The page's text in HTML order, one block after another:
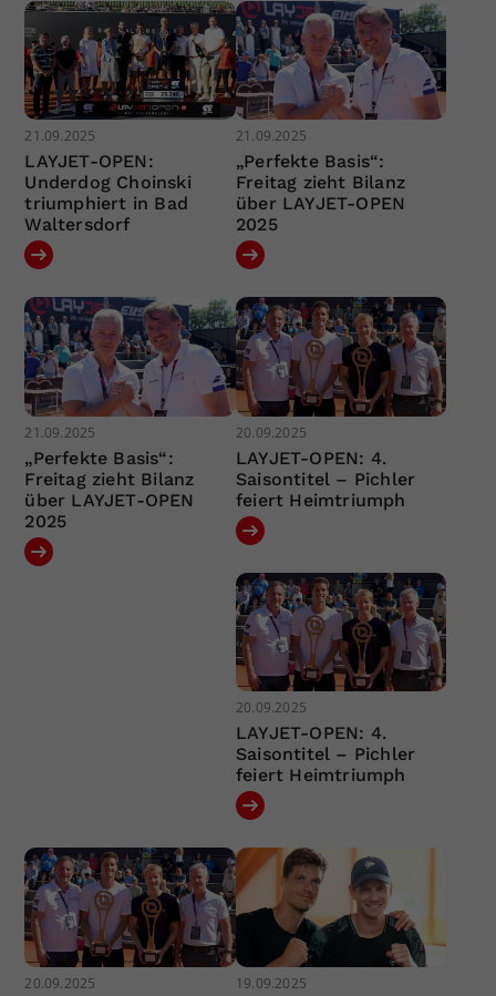
21.09.2025
LAYJET-OPEN:
Underdog Choinski
triumphiert in Bad
Waltersdorf
21.09.2025
„Perfekte Basis“:
Freitag zieht Bilanz
über LAYJET-OPEN
2025
21.09.2025
„Perfekte Basis“:
Freitag zieht Bilanz
über LAYJET-OPEN
2025
20.09.2025
LAYJET-OPEN: 4.
Saisontitel – Pichler
feiert Heimtriumph
20.09.2025
LAYJET-OPEN: 4.
Saisontitel – Pichler
feiert Heimtriumph
20.09.2025 19.09.2025